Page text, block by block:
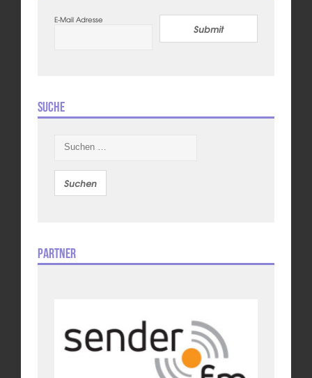
E-Mail Adresse
Submit
Suche
nach:
Partner